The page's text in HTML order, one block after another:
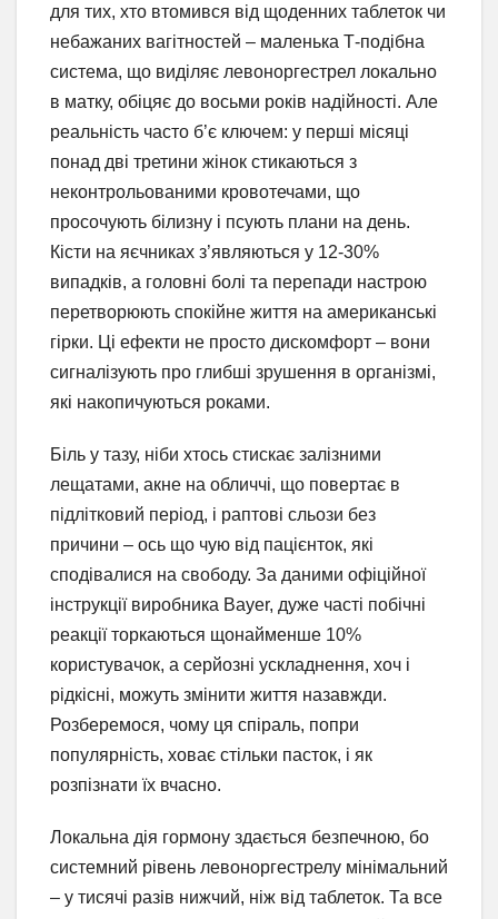
для тих, хто втомився від щоденних таблеток чи
небажаних вагітностей – маленька Т-подібна
система, що виділяє левоноргестрел локально
в матку, обіцяє до восьми років надійності. Але
реальність часто б’є ключем: у перші місяці
понад дві третини жінок стикаються з
неконтрольованими кровотечами, що
просочують білизну і псують плани на день.
Кісти на яєчниках з’являються у 12-30%
випадків, а головні болі та перепади настрою
перетворюють спокійне життя на американські
гірки. Ці ефекти не просто дискомфорт – вони
сигналізують про глибші зрушення в організмі,
які накопичуються роками.
Біль у тазу, ніби хтось стискає залізними
лещатами, акне на обличчі, що повертає в
підлітковий період, і раптові сльози без
причини – ось що чую від пацієнток, які
сподівалися на свободу. За даними офіційної
інструкції виробника Bayer, дуже часті побічні
реакції торкаються щонайменше 10%
користувачок, а серйозні ускладнення, хоч і
рідкісні, можуть змінити життя назавжди.
Розберемося, чому ця спіраль, попри
популярність, ховає стільки пасток, і як
розпізнати їх вчасно.
Локальна дія гормону здається безпечною, бо
системний рівень левоноргестрелу мінімальний
– у тисячі разів нижчий, ніж від таблеток. Та все